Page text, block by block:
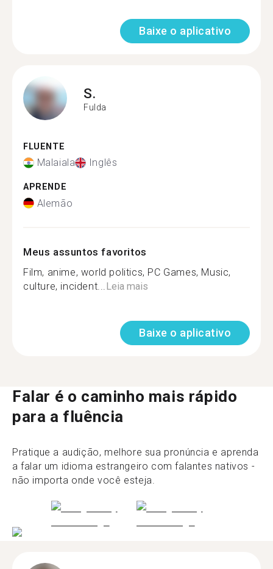
Baixe o aplicativo
S.
Fulda
FLUENTE
Malaiala Inglês
APRENDE
Alemão
Meus assuntos favoritos
Film, anime, world politics, PC Games, Music,
culture, incident... Leia mais
Baixe o aplicativo
Falar é o caminho mais rápido
para a fluência
Pratique a audição, melhore sua pronúncia e aprenda
a falar um idioma estrangeiro com falantes nativos -
não importa onde você esteja.